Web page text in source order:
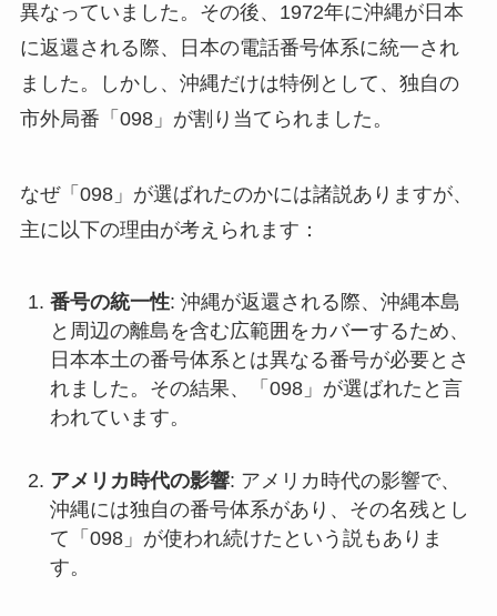
異なっていました。その後、1972年に沖縄が日本
に返還される際、日本の電話番号体系に統一され
ました。しかし、沖縄だけは特例として、独自の
市外局番「098」が割り当てられました。
なぜ「098」が選ばれたのかには諸説ありますが、
主に以下の理由が考えられます：
番号の統一性: 沖縄が返還される際、沖縄本島
と周辺の離島を含む広範囲をカバーするため、
日本本土の番号体系とは異なる番号が必要とさ
れました。その結果、「098」が選ばれたと言
われています。
アメリカ時代の影響: アメリカ時代の影響で、
沖縄には独自の番号体系があり、その名残とし
て「098」が使われ続けたという説もありま
す。